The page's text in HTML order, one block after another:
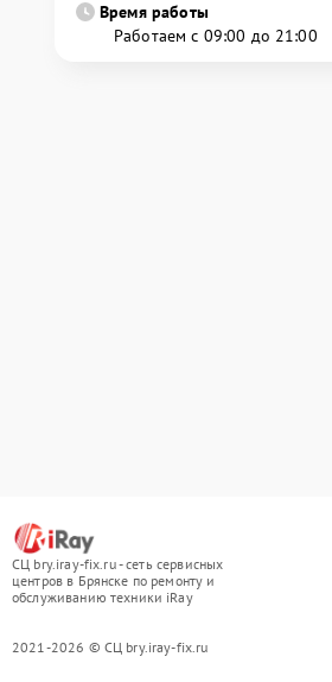
Время работы
Работаем с 09:00 до 21:00
СЦ bry.iray-fix.ru - сеть сервисных
центров в Брянске по ремонту и
обслуживанию техники iRay
2021-2026 © СЦ bry.iray-fix.ru